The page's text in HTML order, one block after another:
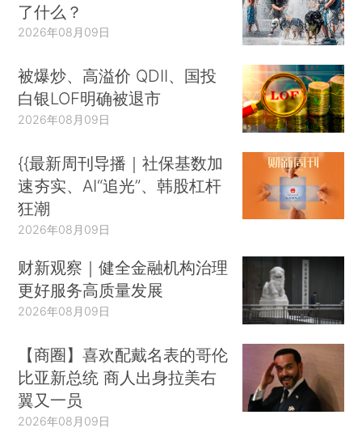
了什么？
2026年08月09日
被爆炒、高溢价 QDII、国投
白银LOF明确被退市
2026年08月09日
{{最新周刊导播｜社保基数加
速夯实、AI“追光”、韩股杠杆
狂潮
2026年08月09日
财新观察｜健全金融机构治理
更好服务高质量发展
2026年08月09日
【商圈】喜欢配戴名表的哥伦
比亚新总统 商人出身拉美右
翼又一员
2026年08月09日